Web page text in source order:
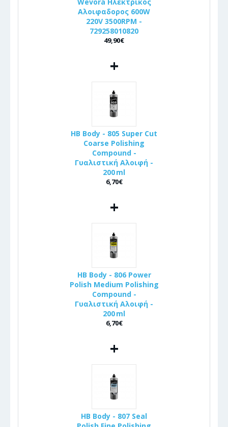
Αλοιφαδορος 600W
220V 3500RPM -
729258010820
49,90€
+
HB Body - 805 Super Cut
Coarse Polishing
Compound -
Γυαλιστική Αλοιφή -
200 ml
6,70€
+
HB Body - 806 Power
Polish Medium Polishing
Compound -
Γυαλιστική Αλοιφή -
200 ml
6,70€
+
HB Body - 807 Seal